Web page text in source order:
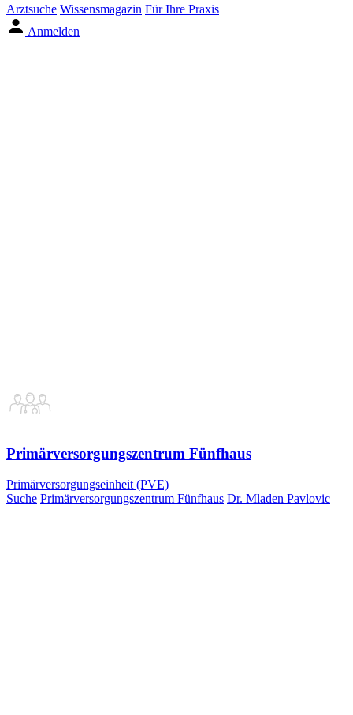
Arztsuche Wissensmagazin Für Ihre Praxis
Anmelden
Primärversorgungszentrum Fünfhaus
Primärversorgungseinheit (PVE)
Suche Primärversorgungszentrum Fünfhaus Dr. Mladen Pavlovic